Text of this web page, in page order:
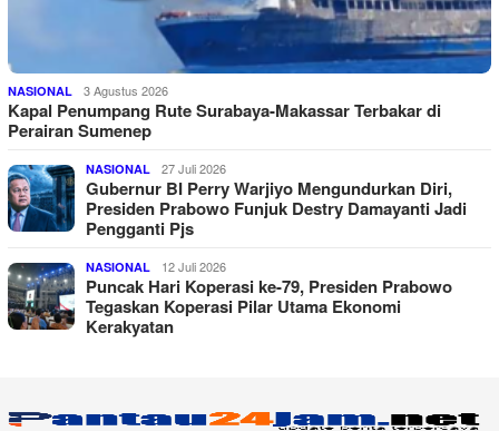
NASIONAL 3 Agustus 2026
Kapal Penumpang Rute Surabaya-Makassar Terbakar di
Perairan Sumenep
NASIONAL 27 Juli 2026
Gubernur BI Perry Warjiyo Mengundurkan Diri,
Presiden Prabowo Funjuk Destry Damayanti Jadi
Pengganti Pjs
NASIONAL 12 Juli 2026
Puncak Hari Koperasi ke-79, Presiden Prabowo
Tegaskan Koperasi Pilar Utama Ekonomi
Kerakyatan